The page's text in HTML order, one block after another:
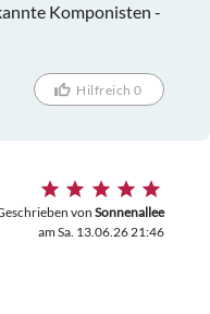
Komponisten -
Hilfreich 0
vonSonnenallee
am Sa. 13.06.26 21:46